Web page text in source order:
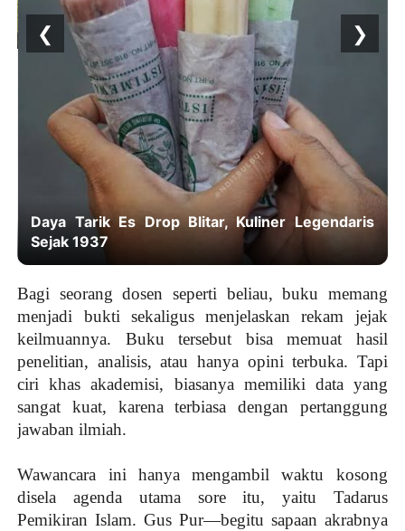
Sejarah Kadipaten Blitar Sejak Otonomi Zaman
Majapahit
❮ ❯
Bagi seorang dosen seperti beliau, buku memang
menjadi bukti sekaligus menjelaskan rekam jejak
keilmuannya. Buku tersebut bisa memuat hasil
penelitian, analisis, atau hanya opini terbuka. Tapi
ciri khas akademisi, biasanya memiliki data yang
sangat kuat, karena terbiasa dengan pertanggung
jawaban ilmiah.
Wawancara ini hanya mengambil waktu kosong
disela agenda utama sore itu, yaitu Tadarus
Pemikiran Islam. Gus Pur—begitu sapaan akrabnya